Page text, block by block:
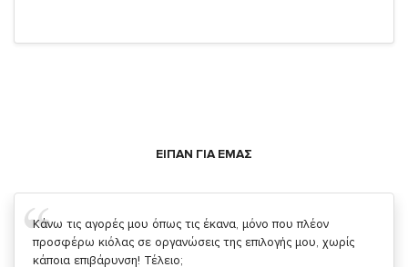
ΕΙΠΑΝ ΓΙΑ ΕΜΑΣ
Σας ευχαριστώ που μας δίνετε την δυνατότητα να κάνουμε
κάτι!